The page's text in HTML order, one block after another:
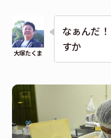
なぁんだ
すか